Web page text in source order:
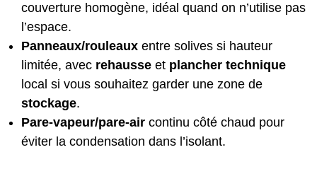
couverture homogène, idéal quand on n’utilise pas
l’espace.
Panneaux/rouleaux entre solives si hauteur
limitée, avec rehausse et plancher technique
local si vous souhaitez garder une zone de
stockage.
Pare-vapeur/pare-air continu côté chaud pour
éviter la condensation dans l’isolant.